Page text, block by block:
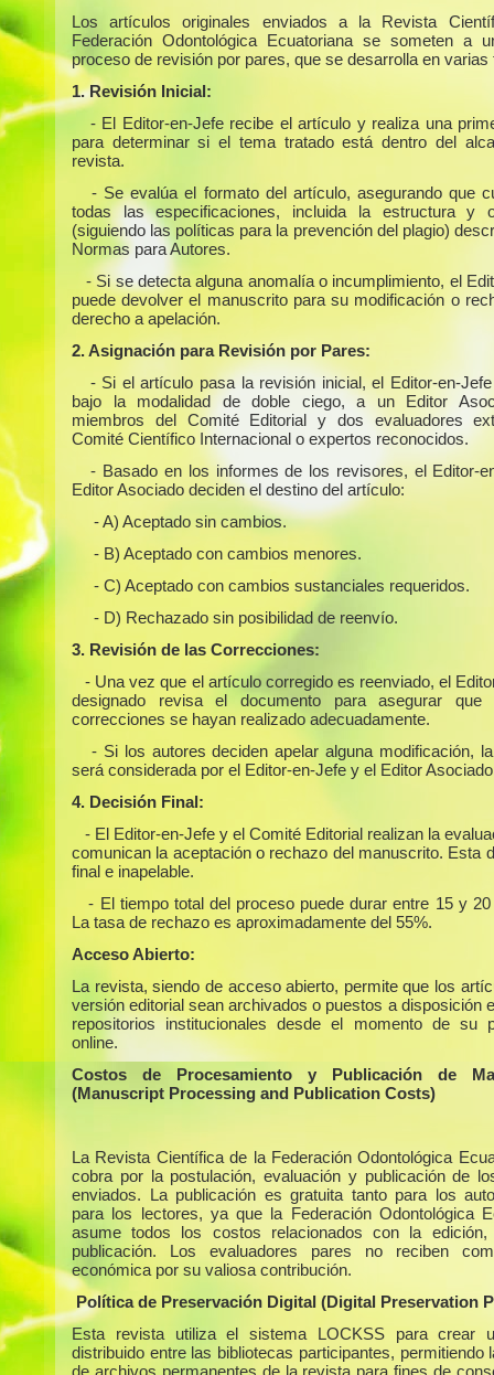
Los artículos originales enviados a la Revista
Federación Odontológica Ecuatoriana se someten a
proceso de revisión por pares, que se desarrolla en varias
1. Revisión Inicial:
- El Editor-en-Jefe recibe el artículo y realiza una
para determinar si el tema tratado está dentro del
revista.
- Se evalúa el formato del artículo, asegurando que
todas las especificaciones, incluida la estructura y
(siguiendo las políticas para la prevención del plagio)
Normas para Autores.
- Si se detecta alguna anomalía o incumplimiento, el
puede devolver el manuscrito para su modificación o
derecho a apelación.
2. Asignación para Revisión por Pares:
- Si el artículo pasa la revisión inicial, el Editor-en-
bajo la modalidad de doble ciego, a un Editor
miembros del Comité Editorial y dos evaluadores
Comité Científico Internacional o expertos reconocidos.
- Basado en los informes de los revisores, el Editor-
Editor Asociado deciden el destino del artículo:
- A) Aceptado sin cambios.
- B) Aceptado con cambios menores.
- C) Aceptado con cambios sustanciales requeridos.
- D) Rechazado sin posibilidad de reenvío.
3. Revisión de las Correcciones:
- Una vez que el artículo corregido es reenviado, el
designado revisa el documento para asegurar que
correcciones se hayan realizado adecuadamente.
- Si los autores deciden apelar alguna modificación,
será considerada por el Editor-en-Jefe y el Editor
4. Decisión Final:
- El Editor-en-Jefe y el Comité Editorial realizan la
comunican la aceptación o rechazo del manuscrito. Esta
final e inapelable.
- El tiempo total del proceso puede durar entre 15 y
La tasa de rechazo es aproximadamente del 55%.
Acceso Abierto:
La revista, siendo de acceso abierto, permite que los
versión editorial sean archivados o puestos a disposición
repositorios institucionales desde el momento de su
online.
Costos de Procesamiento y Publicación de
(Manuscript Processing and Publication Costs)
La Revista Científica de la Federación Odontológica
cobra por la postulación, evaluación y publicación de
enviados. La publicación es gratuita tanto para los
para los lectores, ya que la Federación Odontológica
asume todos los costos relacionados con la
publicación. Los evaluadores pares no reciben
económica por su valiosa contribución.
Política de Preservación Digital (Digital Preservation
Esta revista utiliza el sistema LOCKSS para crear
distribuido entre las bibliotecas participantes, permitiendo
de archivos permanentes de la revista para fines de